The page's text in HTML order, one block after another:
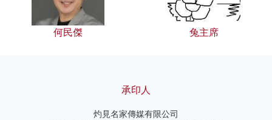
何民傑 兔主席
承印人
灼見名家傳媒有限公司